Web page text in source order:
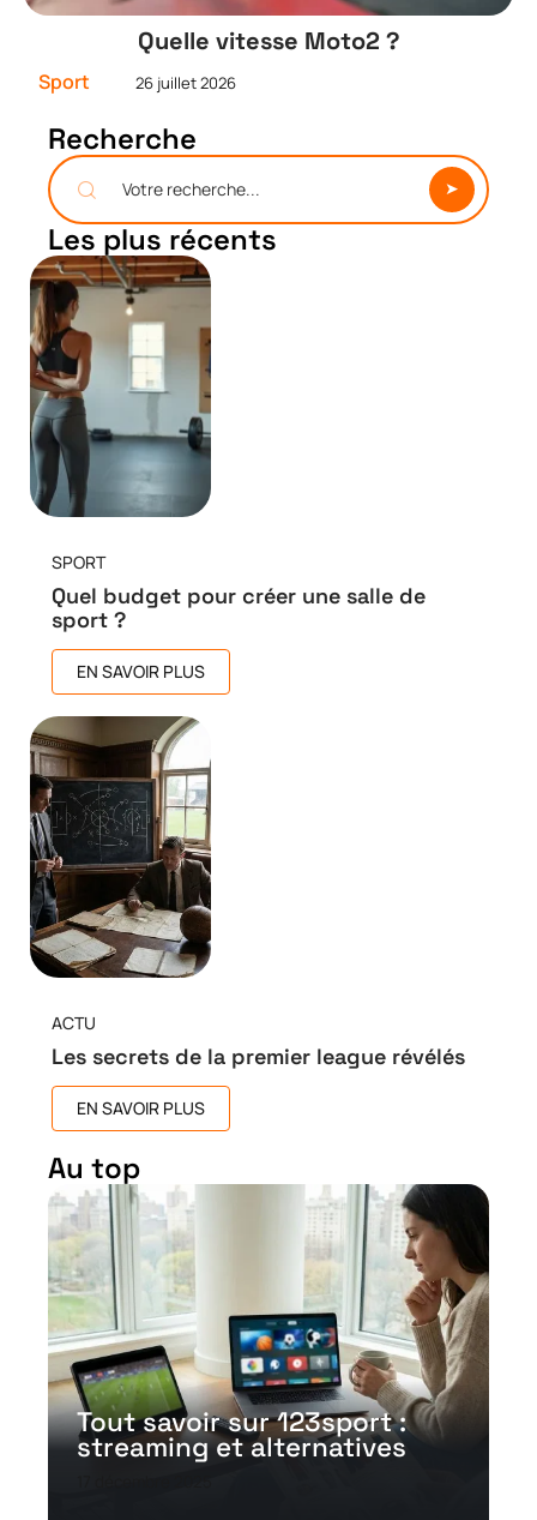
Quelle vitesse Moto2 ?
Sport 26 juillet 2026
Recherche
Les plus récents
SPORT
Quel budget pour créer une salle de
sport ?
EN SAVOIR PLUS
ACTU
Les secrets de la premier league révélés
EN SAVOIR PLUS
Au top
Tout savoir sur 123sport :
streaming et alternatives